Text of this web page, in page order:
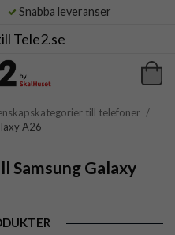
Snabba leveranser
Tele2.se
till telefoner /
A26
Samsung Galaxy